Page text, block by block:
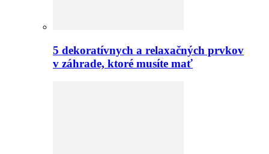
5 dekoratívnych a relaxačných prvkov
v záhrade, ktoré musíte mať